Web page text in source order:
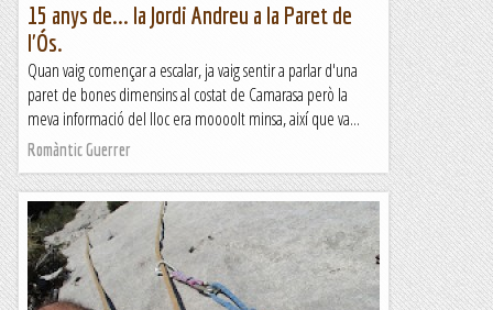
15 anys de... la Jordi Andreu a la Paret de
l'Ós.
Quan vaig començar a escalar, ja vaig sentir a parlar d'una
paret de bones dimensins al costat de Camarasa però la
meva informació del lloc era moooolt minsa, així que va...
Romàntic Guerrer